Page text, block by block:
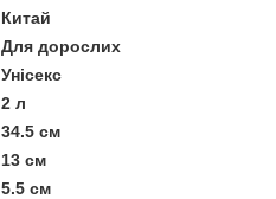
Китай
Для дорослих
Унісекс
2 л
34.5 см
13 см
5.5 см